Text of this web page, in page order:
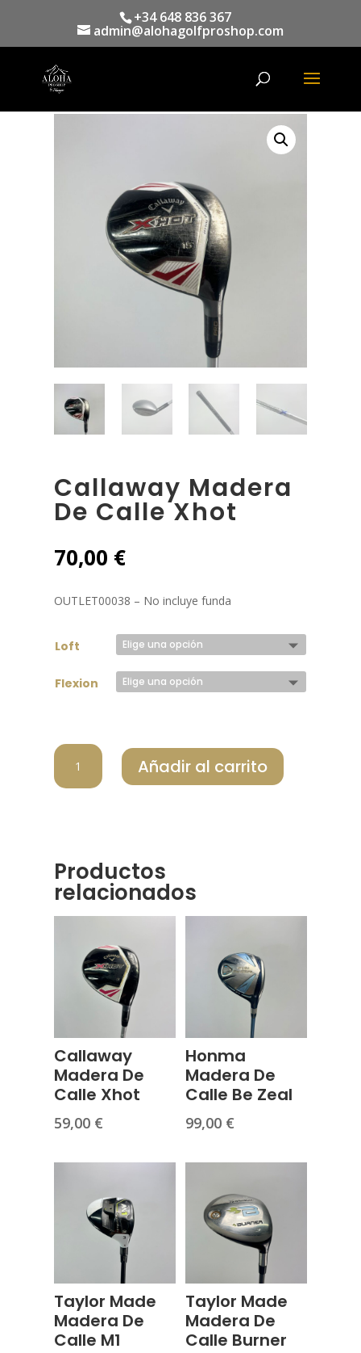
+34 648 836 367
admin@alohagolfproshop.com
productos
Callaway Madera
De Calle Xhot
70,00 €
OUTLET00038 – No incluye funda
Loft
Flexion
CALLAWAY
MADERA
DE
Añadir al carrito
Productos
relacionados
Callaway
Madera De
Calle Xhot
59,00 €
Honma
Madera De
Calle Be Zeal
99,00 €
Taylor Made
Madera De
Calle M1
Taylor Made
Madera De
Calle Burner